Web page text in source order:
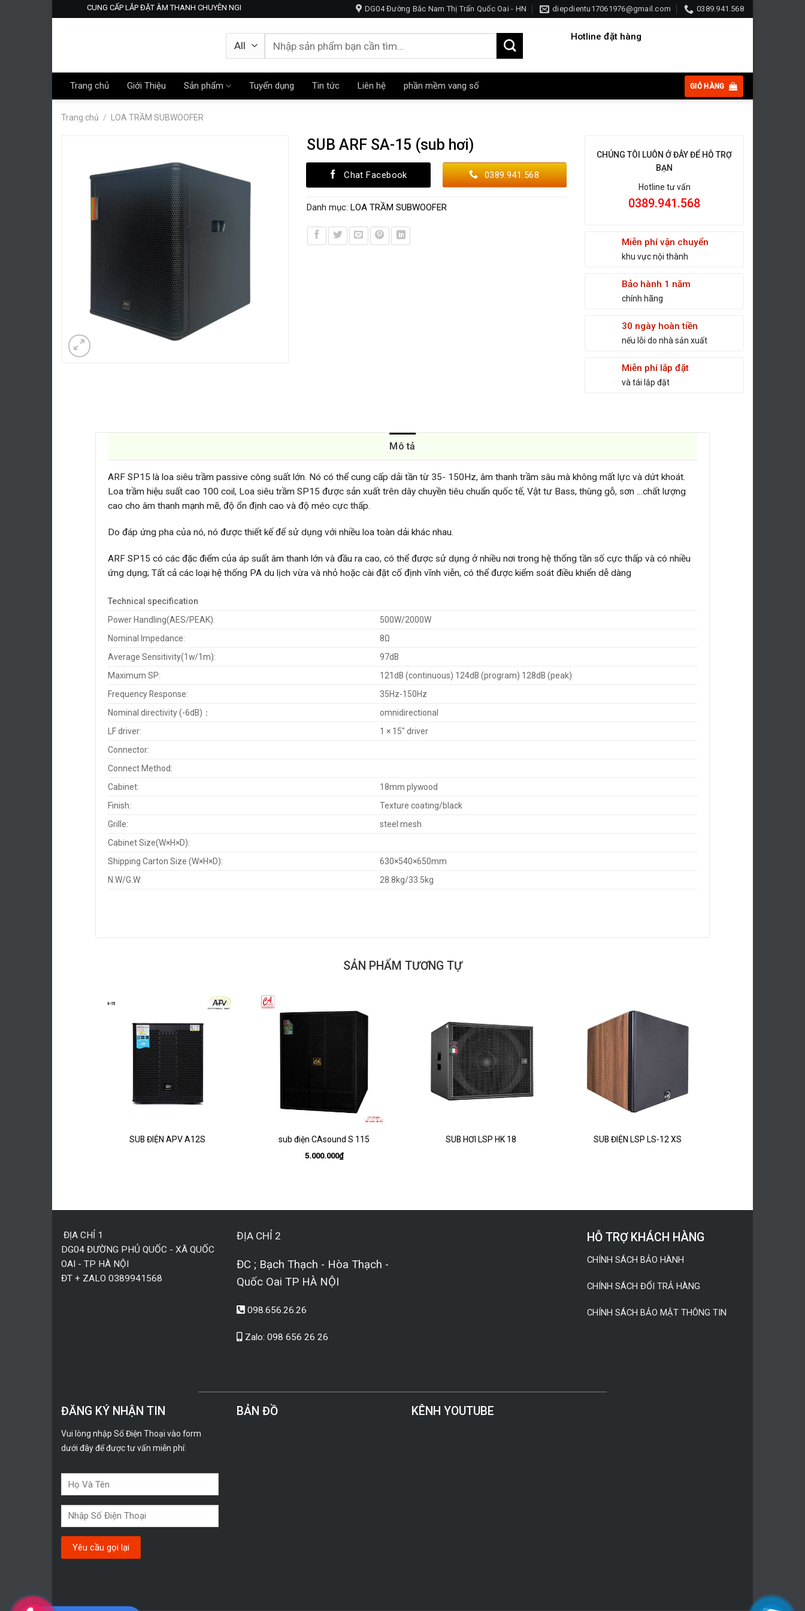
to
CUNG CẤP LẮP ĐẶT ÂM THANH CHUYÊN NGHIỆP- KARAOKE -NGHE NHẠC-HỘI TRƯỜNGDG04 Đường Bắc Nam Thị Trấn Quốc Oai - HN diepdientu17061976@gmail.com 0389.941.568
Tìm
kiếm:
Hotline đặt hàng
Trang chủ Giới Thiệu Sản phẩm Tuyển dụng Tin tức Liên hệ phần mềm vang số GIỎ HÀNG
Trang chủ / LOA TRẦM SUBWOOFER
SUB ARF SA-15 (sub hơi)
Chat Facebook 0389.941.568
Danh mục: LOA TRẦM SUBWOOFER
CHÚNG TÔI LUÔN Ở ĐÂY ĐỂ HỖ TRỢ
BẠN
Hotline tư vấn
0389.941.568
Miễn phí vận chuyển
khu vực nội thành
Bảo hành 1 năm
chính hãng
30 ngày hoàn tiền
nếu lỗi do nhà sản xuất
Miễn phí lắp đặt
và tái lắp đặt
Mô tả
ARF SP15 là loa siêu trầm passive công suất lớn. Nó có thể cung cấp dải tần từ 35- 150Hz, âm thanh trầm sâu mà không mất lực và dứt khoát.
Loa trầm hiệu suất cao 100 coil, Loa siêu trầm SP15 được sản xuất trên dây chuyền tiêu chuẩn quốc tế, Vật tư Bass, thùng gỗ, sơn …chất lượng
cao cho âm thanh mạnh mẽ, độ ổn định cao và độ méo cực thấp.
Do đáp ứng pha của nó, nó được thiết kế để sử dụng với nhiều loa toàn dải khác nhau.
ARF SP15 có các đặc điểm của áp suất âm thanh lớn và đầu ra cao, có thể được sử dụng ở nhiều nơi trong hệ thống tần số cực thấp và có nhiều
ứng dụng; Tất cả các loại hệ thống PA du lịch vừa và nhỏ hoặc cài đặt cố định vĩnh viễn, có thể được kiểm soát điều khiển dễ dàng
Technical specification
Power Handling(AES/PEAK):
500W/2000W
Nominal Impedance:
8Ω
Average Sensitivity(1w/1m):
97dB
Maximum SP:
121dB (continuous) 124dB (program) 128dB (peak)
Frequency Response:
35Hz-150Hz
Nominal directivity (-6dB)：
omnidirectional
LF driver:
1 × 15″ driver
Connector:
Connect Method:
Cabinet:
18mm plywood
Finish:
Texture coating/black
Grille:
steel mesh
Cabinet Size(W×H×D):
Shipping Carton Size (W×H×D):
630×540×650mm
N.W/G.W:
28.8kg/33.5kg
SẢN PHẨM TƯƠNG TỰ
SUB ĐIỆN APV A12S sub điện CAsound S 115
5.000.000₫
SUB HƠI LSP HK 18 SUB ĐIỆN LSP LS-12 XS
ĐỊA CHỈ 1
DG04 ĐƯỜNG PHỦ QUỐC - XÃ QUỐC
OAI - TP HÀ NỘI
ĐT + ZALO 0389941568
ĐỊA CHỈ 2
ĐC ; Bạch Thạch - Hòa Thạch -
Quốc Oai TP HÀ NỘI
098.656.26.26
Zalo: 098 656 26 26
HỖ TRỢ KHÁCH HÀNG
CHÍNH SÁCH BẢO HÀNH
CHÍNH SÁCH ĐỔI TRẢ HÀNG
CHÍNH SÁCH BẢO MẬT THÔNG TIN
ĐĂNG KÝ NHẬN TIN
Vui lòng nhập Số Điện Thoại vào form
dưới đây để được tư vấn miễn phí:
BẢN ĐỒ KÊNH YOUTUBE